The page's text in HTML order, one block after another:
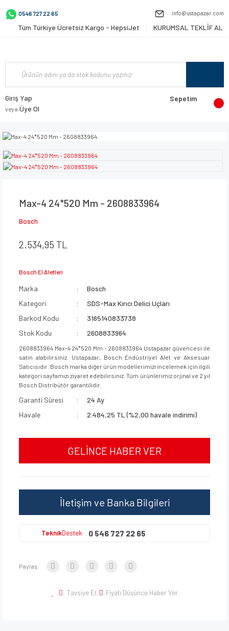
0546 727 22 65 info@ustapazar.com
Tüm Türkiye Ücretsiz Kargo - HepsiJet KURUMSAL TEKLİF AL
Giriş Yap
veya Üye Ol
Sepetim
Max-4 24*520 Mm - 2608833964
Bosch
2.534,95 TL
Bosch El Aletleri
Marka
Bosch
Kategori
SDS-Max Kırıcı Delici Uçları
Barkod Kodu
3165140833738
Stok Kodu
2608833964
2608833964 Max-4 24*520 Mm - 2608833964 Ustapazar güvencesi ile
satın alabilirsiniz. Ustapazar, Bosch Endüstriyel Alet ve Aksesuar
Satıcısıdır. Bosch marka diğer ürün modellerimizi incelemek için ilgili
kategori sayfamızı ziyaret edebilirsiniz. Tüm ürünlerimiz orjinal ve 2 yıl
Bosch Distribütör garantilidir.
Garanti Süresi
24 Ay
Havale
2.484,25 TL (%2,00 havale indirimi)
GELİNCE HABER VER
İletişim ve Banka Bilgileri
TeknikDestek 0 546 727 22 65
Paylaş:
Tavsiye Et Fiyatı Düşünce Haber Ver